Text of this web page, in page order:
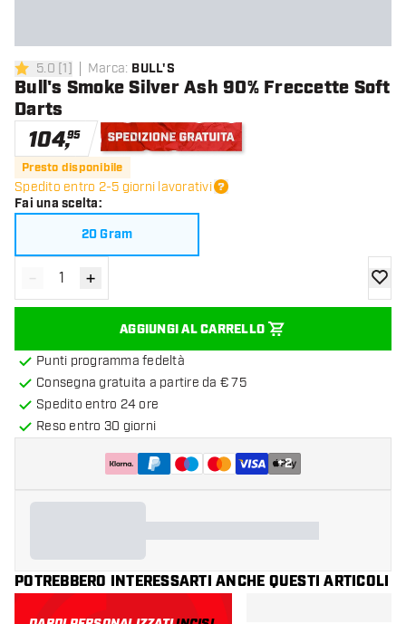
5 stelle di valutazione
5.0 [1] Marca: BULL'S
Bull's Smoke Silver Ash 90% Freccette Soft
Darts
104,95
Spedizione gratuita
Presto disponibile
Spedito entro 2-5 giorni lavorativi
Fai una scelta:
20 Gram
Diminuisci quantità
- Aumenta quantità
+
AGGIUNGI AL CARRELLO
Punti programma fedeltà
Consegna gratuita a partire da € 75
Spedito entro 24 ore
Reso entro 30 giorni
+2
POTREBBERO INTERESSARTI ANCHE QUESTI ARTICOLI